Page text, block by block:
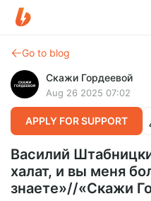
Go to blog
Скажи Гордеевой
Aug 26 2025 07:02
APPLY FOR SUPPORT
Василий
халат, и вы меня
знаете»//«Скажи